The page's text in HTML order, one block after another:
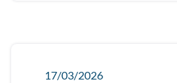
17/03/2026